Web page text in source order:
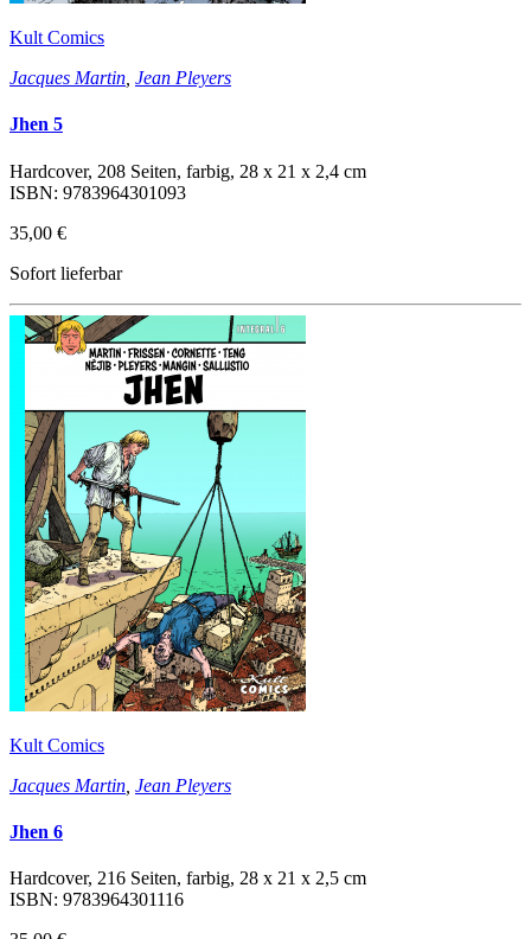
Kult Comics
Jacques Martin Jean Pleyers
Jhen 5
Hardcover, 208 Seiten, farbig, 28 x 21 x 2,4 cm
ISBN: 9783964301093
35,00 €
Sofort lieferbar
Kult Comics
Jacques Martin Jean Pleyers
Jhen 6
Hardcover, 216 Seiten, farbig, 28 x 21 x 2,5 cm
ISBN: 9783964301116